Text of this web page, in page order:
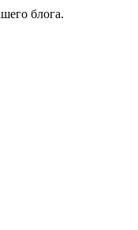
блога.